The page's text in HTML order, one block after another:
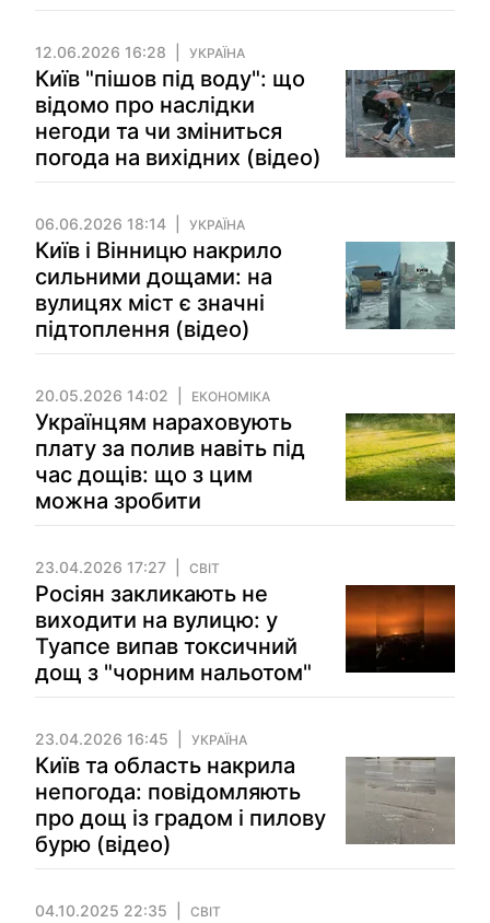
12.06.2026 16:28 УКРАЇНА
Київ "пішов під воду": що
відомо про наслідки
негоди та чи зміниться
погода на вихідних (відео)
06.06.2026 18:14 УКРАЇНА
Київ і Вінницю накрило
сильними дощами: на
вулицях міст є значні
підтоплення (відео)
20.05.2026 14:02 ЕКОНОМІКА
Українцям нараховують
плату за полив навіть під
час дощів: що з цим
можна зробити
23.04.2026 17:27 СВІТ
Росіян закликають не
виходити на вулицю: у
Туапсе випав токсичний
дощ з "чорним нальотом"
23.04.2026 16:45 УКРАЇНА
Київ та область накрила
непогода: повідомляють
про дощ із градом і пилову
бурю (відео)
04.10.2025 22:35 СВІТ